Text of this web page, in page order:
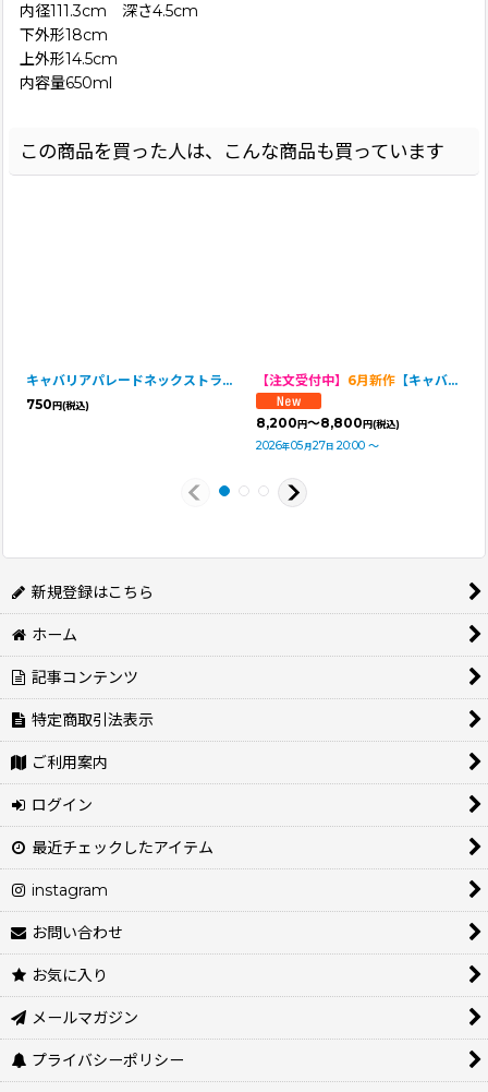
内径111.3cm 深さ4.5cm
下外形18cm
上外形14.5cm
内容量650ml
この商品を買った人は、こんな商品も買っています
キャバリアパレードネックストラップ
750円(税込)
【注文受付中】 6月新作 【キャバスーツ ワンピ】SUMMER GIFT
8,200円～8,800円(税込)
2026年05月27日 20:00 ～
新規登録はこちら
ホーム
記事コンテンツ
特定商取引法表示
ご利用案内
ログイン
最近チェックしたアイテム
instagram
お問い合わせ
お気に入り
メールマガジン
プライバシーポリシー